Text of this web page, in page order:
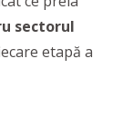
sectorul
etapă a